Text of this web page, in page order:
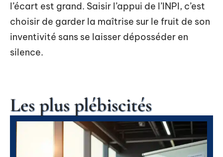
l’écart est grand. Saisir l’appui de l’INPI, c’est
choisir de garder la maîtrise sur le fruit de son
inventivité sans se laisser déposséder en
silence.
Les plus plébiscités